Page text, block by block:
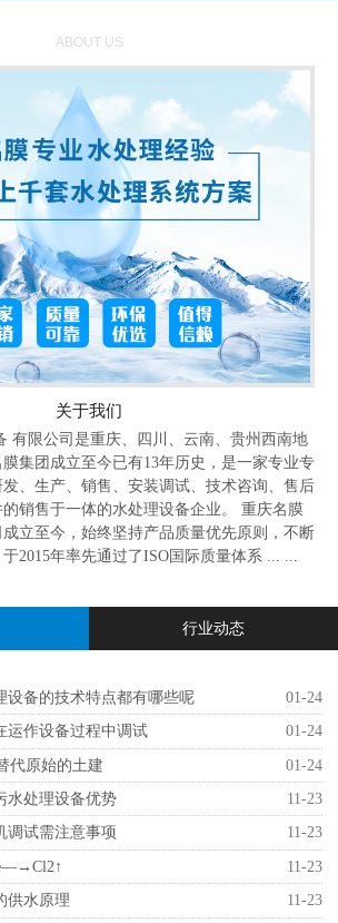
ABOUT US
关于我们
有限公司是重庆、四川、云南、贵州西南地
集团成立至今已有13年历史，是一家专业专
、生产、销售、安装调试、技术咨询、售后
销售于一体的水处理设备企业。 重庆名膜
立至今，始终坚持产品质量优先原则，不断
2015年率先通过了ISO国际质量体系 ... ...
行业动态
01-24
设备的技术特点都有哪些呢
01-24
运作设备过程中调试
01-24
代原始的土建
11-23
水处理设备优势
11-23
调试需注意事项
11-23
11-23
供水原理